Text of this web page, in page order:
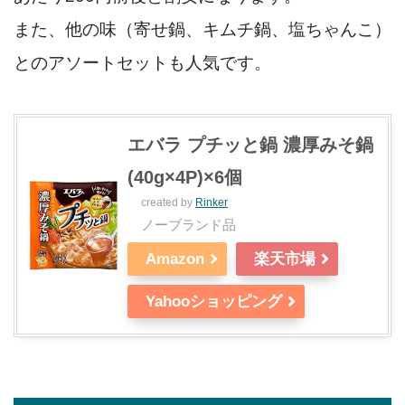
また、他の味（寄せ鍋、キムチ鍋、塩ちゃんこ）
とのアソートセットも人気です。
エバラ プチッと鍋 濃厚みそ鍋
(40g×4P)×6個
created by Rinker
ノーブランド品
Amazon 楽天市場
Yahooショッピング